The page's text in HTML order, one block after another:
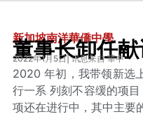
新加坡南洋華僑中學
董事长卸任献
2022年1月5日| 讯息来自 華中
2020 年初，我带领新选
行一系 列刻不容缓的项
项还在进行中，其中主要